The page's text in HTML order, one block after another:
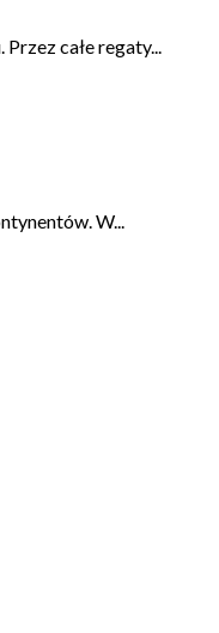
całe regaty...
W...